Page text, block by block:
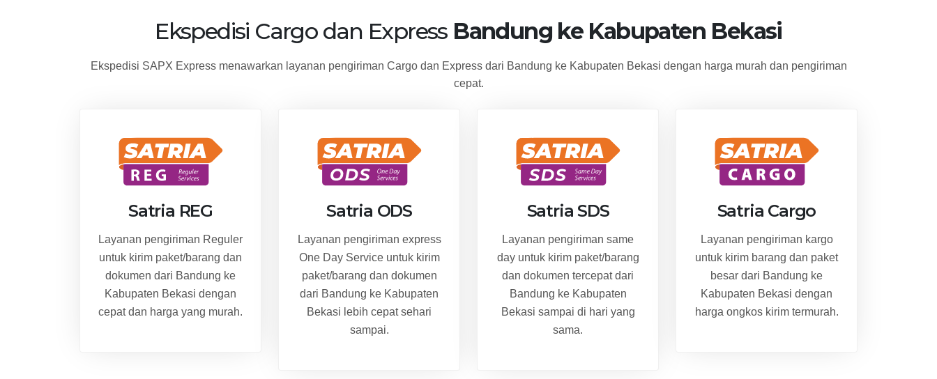
Ekspedisi Cargo dan Express Bandung ke Kabupaten Bekasi
Ekspedisi SAPX Express menawarkan layanan pengiriman Cargo dan Express dari Bandung ke Kabupaten Bekasi dengan harga murah dan pengiriman
cepat.
Satria REG
Layanan pengiriman Reguler
untuk kirim paket/barang dan
dokumen dari Bandung ke
Kabupaten Bekasi dengan
cepat dan harga yang murah.
Satria ODS
Layanan pengiriman express
One Day Service untuk kirim
paket/barang dan dokumen
dari Bandung ke Kabupaten
Bekasi lebih cepat sehari
sampai.
Satria SDS
Layanan pengiriman same
day untuk kirim paket/barang
dan dokumen tercepat dari
Bandung ke Kabupaten
Bekasi sampai di hari yang
sama.
Satria Cargo
Layanan pengiriman kargo
untuk kirim barang dan paket
besar dari Bandung ke
Kabupaten Bekasi dengan
harga ongkos kirim termurah.